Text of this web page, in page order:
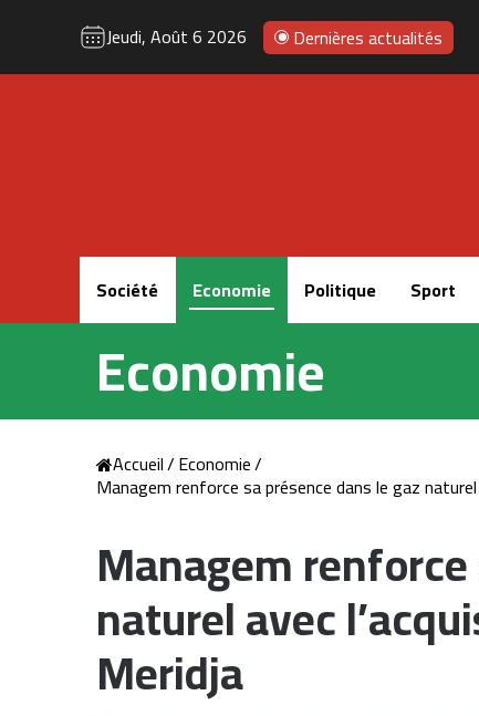
Jeudi, Août 6 2026 Dernières actualités
Accueil
Société Economie Politique Sport
Economie
Accueil/Economie/
Managem renforce sa présence dans le gaz
Managem
naturel avec
Meridja